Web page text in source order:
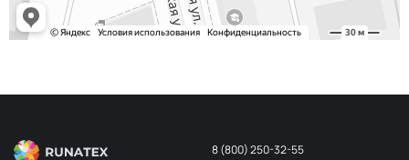
8 (800) 250-32-55